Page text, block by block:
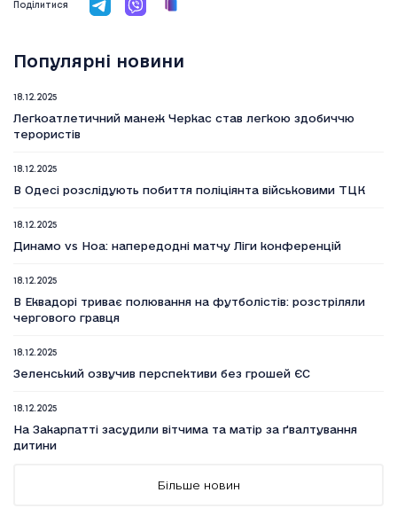
Поділитися
Популярні новини
18.12.2025
Легкоатлетичний манеж Черкас став легкою здобиччю
терористів
18.12.2025
В Одесі розслідують побиття поліціянта військовими ТЦК
18.12.2025
Динамо vs Ноа: напередодні матчу Ліги конференцій
18.12.2025
В Еквадорі триває полювання на футболістів: розстріляли
чергового гравця
18.12.2025
Зеленський озвучив перспективи без грошей ЄС
18.12.2025
На Закарпатті засудили вітчима та матір за ґвалтування
дитини
Більше новин